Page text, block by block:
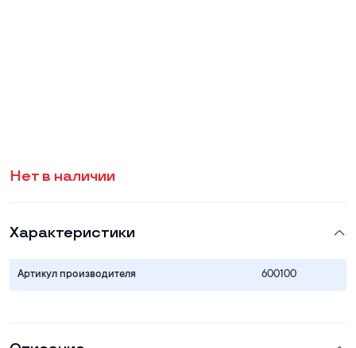
Нет в наличии
Характеристики
Артикул производителя 600100